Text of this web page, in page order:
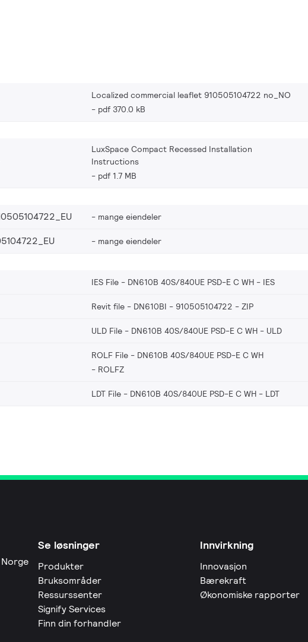
Localized commercial leaflet 910505104722 no_NO
pdf 370.0 kB
LuxSpace Compact Recessed Installation
Instructions
pdf 1.7 MB
mange eiendeler
mange eiendeler
IES File - DN610B 40S/840UE PSD-E C WH IES
Revit file - DN610BI - 910505104722 ZIP
ULD File - DN610B 40S/840UE PSD-E C WH ULD
ROLF File - DN610B 40S/840UE PSD-E C WH
ROLFZ
LDT File - DN610B 40S/840UE PSD-E C WH LDT
Se løsninger
Produkter
Bruksområder
Ressurssenter
Signify Services
Finn din forhandler
Innvirkning
Innovasjon
Bærekraft
Økonomiske rapporter